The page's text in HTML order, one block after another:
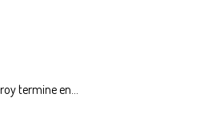
termine en...